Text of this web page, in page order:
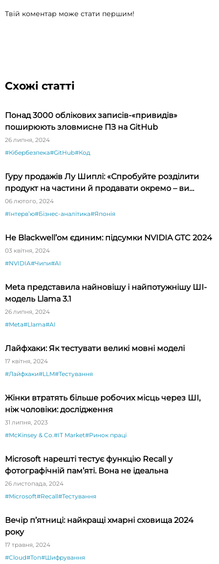
Твій коментар може стати першим!
Схожі статті
Понад 3000 облікових записів-«привидів»
поширюють зловмисне ПЗ на GitHub
26 липня, 2024
#Кібербезпека#GitHub#Код
Гуру продажів Лу Шиплі: «Спробуйте розділити
продукт на частини й продавати окремо – ви
будете вражені»
06 лютого, 2024
#Інтервʼю#Бізнес-аналітика#Японія
Не Blackwell’ом єдиним: підсумки NVIDIA GTC 2024
03 квітня, 2024
#NVIDIA#Чипи#AI
Meta представила найновішу і найпотужнішу ШІ-
модель Llama 3.1
26 липня, 2024
#Meta#Llama#AI
Лайфхаки: Як тестувати великі мовні моделі
17 квітня, 2024
#Лайфхаки#LLM#Тестування
Жінки втратять більше робочих місць через ШІ,
ніж чоловіки: дослідження
31 липня, 2023
#McKinsey & Co.#IT Market#Ринок праці
Microsoft нарешті тестує функцію Recall у
фотографічній пам’яті. Вона не ідеальна
26 листопада, 2024
#Microsoft#Recall#Тестування
Вечір п’ятниці: найкращі хмарні сховища 2024
року
17 травня, 2024
#Cloud#Топ#Шифрування